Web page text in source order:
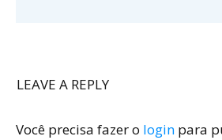
LEAVE A REPLY
Você precisa fazer o login para